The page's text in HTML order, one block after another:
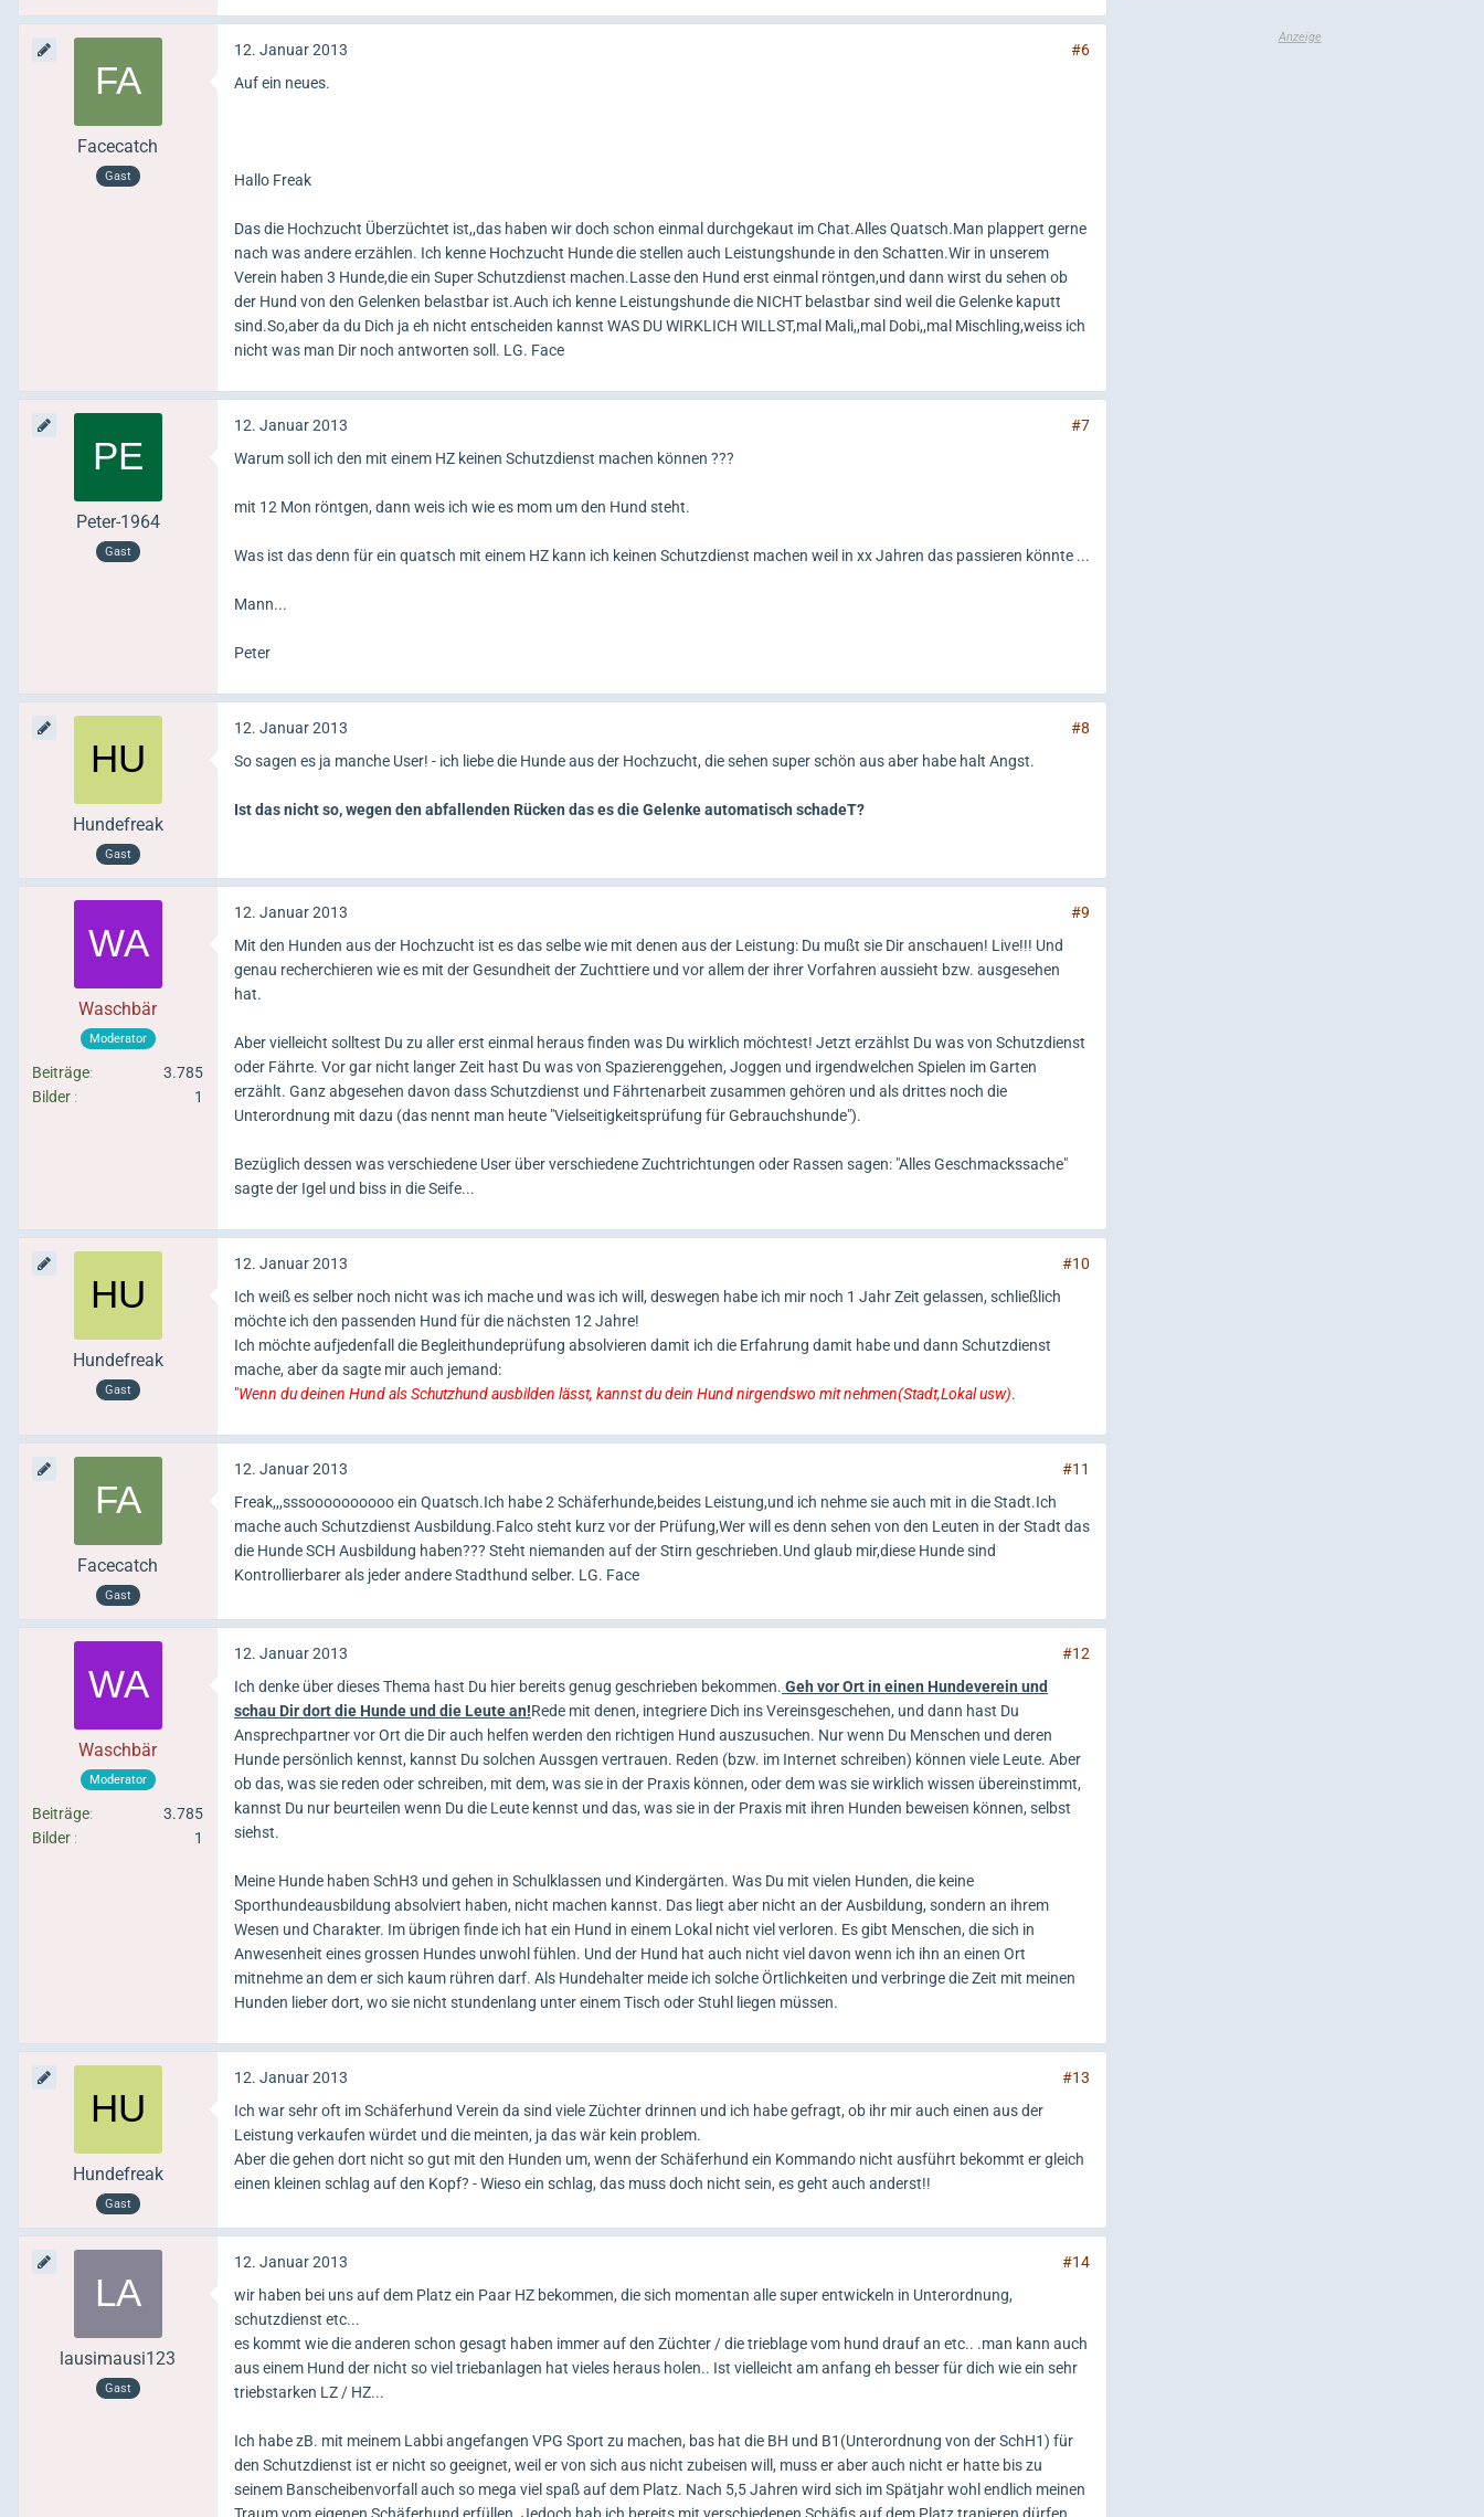
Facecatch
Gast
12. Januar 2013
#6
Auf ein neues.
Hallo Freak
Das die Hochzucht Überzüchtet ist,,das haben wir doch schon einmal durchgekaut im Chat.Alles Quatsch.Man plappert gerne
nach was andere erzählen. Ich kenne Hochzucht Hunde die stellen auch Leistungshunde in den Schatten.Wir in unserem
Verein haben 3 Hunde,die ein Super Schutzdienst machen.Lasse den Hund erst einmal röntgen,und dann wirst du sehen ob
der Hund von den Gelenken belastbar ist.Auch ich kenne Leistungshunde die NICHT belastbar sind weil die Gelenke kaputt
sind.So,aber da du Dich ja eh nicht entscheiden kannst WAS DU WIRKLICH WILLST,mal Mali,,mal Dobi,,mal Mischling,weiss ich
nicht was man Dir noch antworten soll. LG. Face
Peter-1964
Gast
12. Januar 2013
#7
Warum soll ich den mit einem HZ keinen Schutzdienst machen können ???
mit 12 Mon röntgen, dann weis ich wie es mom um den Hund steht.
Was ist das denn für ein quatsch mit einem HZ kann ich keinen Schutzdienst machen weil in xx Jahren das passieren könnte ...
Mann...
Peter
Hundefreak
Gast
12. Januar 2013
#8
So sagen es ja manche User! - ich liebe die Hunde aus der Hochzucht, die sehen super schön aus aber habe halt Angst.
Ist das nicht so, wegen den abfallenden Rücken das es die Gelenke automatisch schadeT?
Waschbär
Moderator
Beiträge
3.785
Bilder
1
12. Januar 2013
#9
Mit den Hunden aus der Hochzucht ist es das selbe wie mit denen aus der Leistung: Du mußt sie Dir anschauen! Live!!! Und
genau recherchieren wie es mit der Gesundheit der Zuchttiere und vor allem der ihrer Vorfahren aussieht bzw. ausgesehen
hat.
Aber vielleicht solltest Du zu aller erst einmal heraus finden was Du wirklich möchtest! Jetzt erzählst Du was von Schutzdienst
oder Fährte. Vor gar nicht langer Zeit hast Du was von Spazierenggehen, Joggen und irgendwelchen Spielen im Garten
erzählt. Ganz abgesehen davon dass Schutzdienst und Fährtenarbeit zusammen gehören und als drittes noch die
Unterordnung mit dazu (das nennt man heute "Vielseitigkeitsprüfung für Gebrauchshunde").
Bezüglich dessen was verschiedene User über verschiedene Zuchtrichtungen oder Rassen sagen: "Alles Geschmackssache"
sagte der Igel und biss in die Seife...
Hundefreak
Gast
12. Januar 2013
#10
Ich weiß es selber noch nicht was ich mache und was ich will, deswegen habe ich mir noch 1 Jahr Zeit gelassen, schließlich
möchte ich den passenden Hund für die nächsten 12 Jahre!
Ich möchte aufjedenfall die Begleithundeprüfung absolvieren damit ich die Erfahrung damit habe und dann Schutzdienst
mache, aber da sagte mir auch jemand:
"Wenn du deinen Hund als Schutzhund ausbilden lässt, kannst du dein Hund nirgendswo mit nehmen(Stadt,Lokal usw).
Facecatch
Gast
12. Januar 2013
#11
Freak,,,sssoooooooooo ein Quatsch.Ich habe 2 Schäferhunde,beides Leistung,und ich nehme sie auch mit in die Stadt.Ich
mache auch Schutzdienst Ausbildung.Falco steht kurz vor der Prüfung,Wer will es denn sehen von den Leuten in der Stadt das
die Hunde SCH Ausbildung haben??? Steht niemanden auf der Stirn geschrieben.Und glaub mir,diese Hunde sind
Kontrollierbarer als jeder andere Stadthund selber. LG. Face
Waschbär
Moderator
Beiträge
3.785
Bilder
1
12. Januar 2013
#12
Ich denke über dieses Thema hast Du hier bereits genug geschrieben bekommen. Geh vor Ort in einen Hundeverein und
schau Dir dort die Hunde und die Leute an!Rede mit denen, integriere Dich ins Vereinsgeschehen, und dann hast Du
Ansprechpartner vor Ort die Dir auch helfen werden den richtigen Hund auszusuchen. Nur wenn Du Menschen und deren
Hunde persönlich kennst, kannst Du solchen Aussgen vertrauen. Reden (bzw. im Internet schreiben) können viele Leute. Aber
ob das, was sie reden oder schreiben, mit dem, was sie in der Praxis können, oder dem was sie wirklich wissen übereinstimmt,
kannst Du nur beurteilen wenn Du die Leute kennst und das, was sie in der Praxis mit ihren Hunden beweisen können, selbst
siehst.
Meine Hunde haben SchH3 und gehen in Schulklassen und Kindergärten. Was Du mit vielen Hunden, die keine
Sporthundeausbildung absolviert haben, nicht machen kannst. Das liegt aber nicht an der Ausbildung, sondern an ihrem
Wesen und Charakter. Im übrigen finde ich hat ein Hund in einem Lokal nicht viel verloren. Es gibt Menschen, die sich in
Anwesenheit eines grossen Hundes unwohl fühlen. Und der Hund hat auch nicht viel davon wenn ich ihn an einen Ort
mitnehme an dem er sich kaum rühren darf. Als Hundehalter meide ich solche Örtlichkeiten und verbringe die Zeit mit meinen
Hunden lieber dort, wo sie nicht stundenlang unter einem Tisch oder Stuhl liegen müssen.
Hundefreak
Gast
12. Januar 2013
#13
Ich war sehr oft im Schäferhund Verein da sind viele Züchter drinnen und ich habe gefragt, ob ihr mir auch einen aus der
Leistung verkaufen würdet und die meinten, ja das wär kein problem.
Aber die gehen dort nicht so gut mit den Hunden um, wenn der Schäferhund ein Kommando nicht ausführt bekommt er gleich
einen kleinen schlag auf den Kopf? - Wieso ein schlag, das muss doch nicht sein, es geht auch anderst!!
lausimausi123
Gast
12. Januar 2013
#14
wir haben bei uns auf dem Platz ein Paar HZ bekommen, die sich momentan alle super entwickeln in Unterordnung,
schutzdienst etc...
es kommt wie die anderen schon gesagt haben immer auf den Züchter / die trieblage vom hund drauf an etc.. .man kann auch
aus einem Hund der nicht so viel triebanlagen hat vieles heraus holen.. Ist vielleicht am anfang eh besser für dich wie ein sehr
triebstarken LZ / HZ...
Ich habe zB. mit meinem Labbi angefangen VPG Sport zu machen, bas hat die BH und B1(Unterordnung von der SchH1) für
den Schutzdienst ist er nicht so geeignet, weil er von sich aus nicht zubeisen will, muss er aber auch nicht er hatte bis zu
seinem Banscheibenvorfall auch so mega viel spaß auf dem Platz. Nach 5,5 Jahren wird sich im Spätjahr wohl endlich meinen
Traum vom eigenen Schäferhund erfüllen. Jedoch hab ich bereits mit verschiedenen Schäfis auf dem Platz tranieren dürfen.